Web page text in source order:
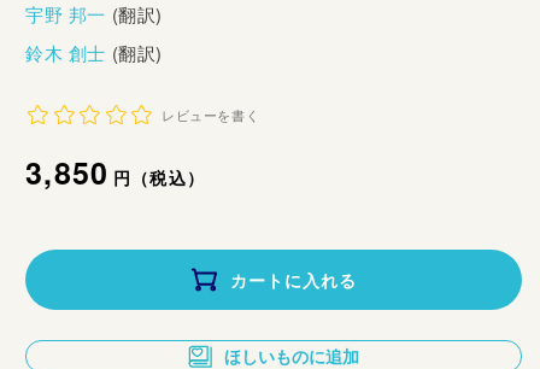
宇野 邦一 (翻訳)
鈴木 創士 (翻訳)
レビューを書く
通
価
格
3,850円（税込）
カートに入れる
ほしいものに追加